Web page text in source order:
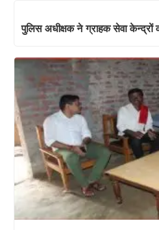
पुलिस अधीक्षक ने ग्राहक सेवा केन्द्रों